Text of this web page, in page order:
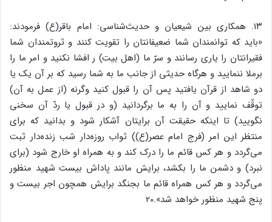
۱۳. همکاری بین شیعیان و حدیث‌شناسی: امام باقر(ع) فرمودند:
«باید که توانمندان شما ضعیفانتان را تقویت کنند و ثروتمندان شما
فقیرانتان را یاری رسانند و سرّ ما (اهل بیت) ر افشا نکنید و امر ما را
برملا ننمایید و هرگاه حدیثی از جانب ما به شما رسید که بر آن یک یا
دو شاهد از قرآن یافتید پس آن را قبول کنید وگرنه (از عمل به آن)
توقّف نمایید و آن را به ما برگردانید (و در قبول یا ردّ آن سخنی
نگویید) تا اینکه حقیقت آن برایتان آشکار شود و بدانید که برای
منتظر این امر (فرج امام عصر(ع)) ثواب روزه‌دار شب زنده‌دار ثبت
می‌گردد و هر کس قائم ما را درک کند و به همراه او خارج شود (برای
نبرد) و دشمن ما را بکشد، برایش مانند پاداش بیست شهید منظور
می‌گردد و هر کس همراه قائم ما بجنگد برایش همچون اجر بیست و
پنج شهید منظور خواهد شد».20